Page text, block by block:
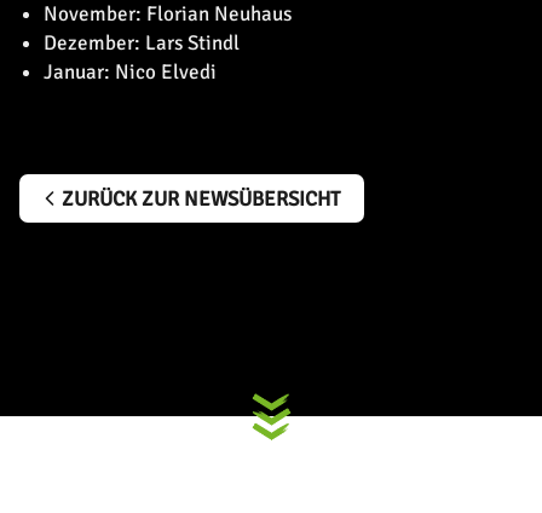
November: Florian Neuhaus
Dezember: Lars Stindl
Januar: Nico Elvedi
ZURÜCK ZUR NEWSÜBERSICHT